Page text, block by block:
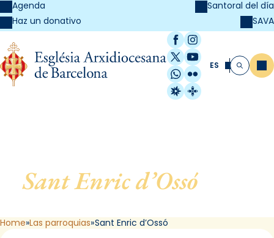
Agenda
Haz un donativo
Santoral del día
SAVA
Facebook
Instagram
X / Twitter
YouTube
WhatsApp
Flickr
Radio Estel
Catalunya
ES Buscar
Sant Enric d’Ossó, de L
Home Las parroquias Sant Enric d’Ossó